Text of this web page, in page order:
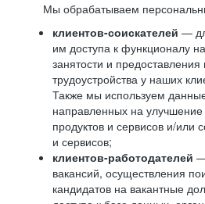
Мы обрабатываем
клиентов-соискателей —
им доступа к функционалу
занятости и предоставления
трудоустройства у наших
Также мы используем
направленных на улучшение
продуктов и сервисов и/или
и сервисов;
клиентов-работодателей
вакансий, осуществления
кандидатов на вакантные